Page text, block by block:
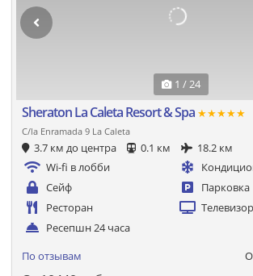
1 / 24
Sheraton La Caleta Resort & Spa ★★★★★
C/la Enramada 9 La Caleta
3.7 км до центра 0.1 км
18.2 км
Wi-fi в лобби
Сейф
Парковка
Ресторан
Телевизор
Ресепшн 24 часа
По отзывам